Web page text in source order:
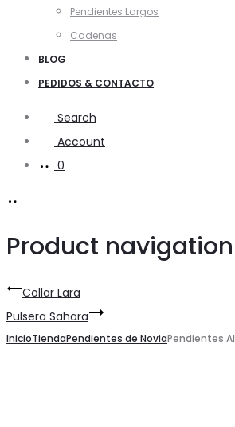
Pendientes Largos
Cadenas
BLOG
PEDIDOS & CONTACTO
Search
Account
0
Product navigation
Collar Lara
Pulsera Sahara
InicioTiendaPendientes de NoviaPendientes